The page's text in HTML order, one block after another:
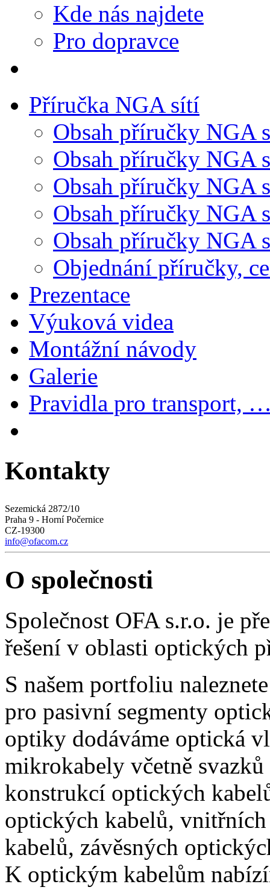
Kde nás najdete
Pro dopravce
Příručka NGA sítí
Obsah příručky NGA
Obsah příručky NGA
Obsah příručky NGA
Obsah příručky NGA
Obsah příručky NGA
Objednání příručky,
Prezentace
Výuková videa
Montážní návody
Galerie
Pravidla pro transport,
Kontakty
Sezemická 2872/10
Praha 9 - Horní Počernice
CZ-19300
info@ofacom.cz
O společnosti
Společnost OFA s.r.o. je
řešení v oblasti optických
S našem portfoliu
pro pasivní segmenty
optiky dodáváme optická
mikrokabely včetně
konstrukcí optických
optických kabelů,
kabelů, závěsných
K optickým kabelům